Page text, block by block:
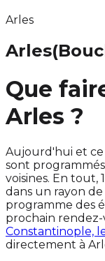
Arles
Arles
Que
Arles ?
Aujourd'hui et ce
sont
voisines. En
dans un rayon
programme des
prochain rendez-
Constantinople,
directement à